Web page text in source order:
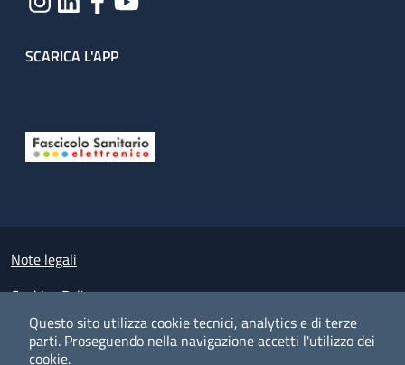
Questo sito utilizza cookie tecnici, analytics e di terze
parti. Proseguendo nella navigazione accetti l'utilizzo dei
cookie.
SCARICA L'APP
Small prints
Note legali
Cookies Policy
Policy privacy e protezione del dato personale